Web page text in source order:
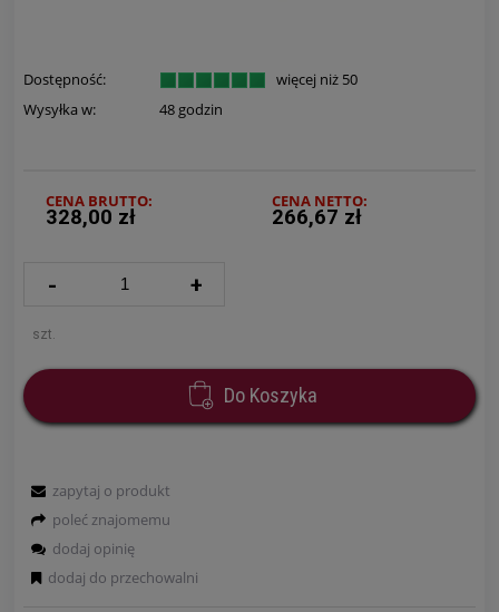
Dostępność:
więcej niż 50
Wysyłka w:
48 godzin
CENA BRUTTO:
328,00 zł
CENA NETTO:
266,67 zł
- +
szt.
Do Koszyka
zapytaj o produkt
poleć znajomemu
dodaj opinię
dodaj do przechowalni